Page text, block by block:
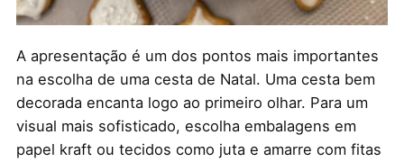
A apresentação é um dos pontos mais importantes
na escolha de uma cesta de Natal. Uma cesta bem
decorada encanta logo ao primeiro olhar. Para um
visual mais sofisticado, escolha embalagens em
papel kraft ou tecidos como juta e amarre com fitas